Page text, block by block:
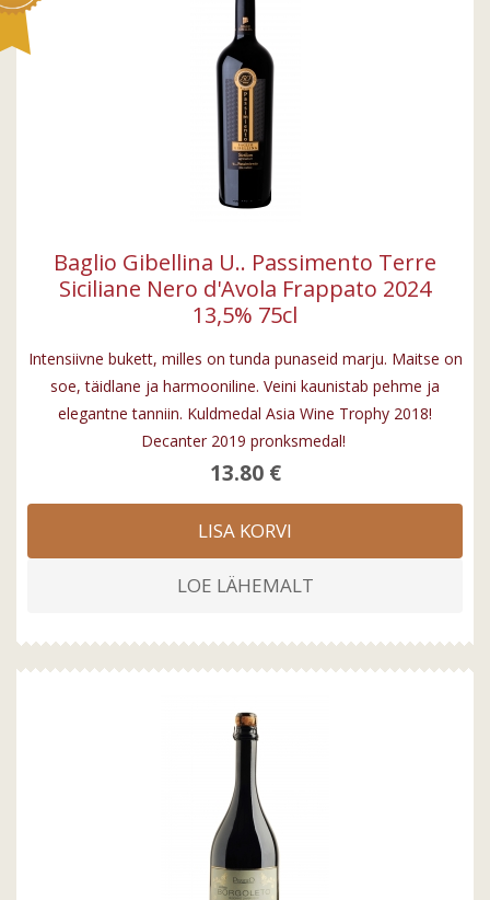
Baglio Gibellina U.. Passimento Terre
Siciliane Nero d'Avola Frappato 2024
13,5% 75cl
Intensiivne bukett, milles on tunda punaseid marju. Maitse on
soe, täidlane ja harmooniline. Veini kaunistab pehme ja
elegantne tanniin. Kuldmedal Asia Wine Trophy 2018!
Decanter 2019 pronksmedal!
13.80 €
LISA KORVI
LOE LÄHEMALT